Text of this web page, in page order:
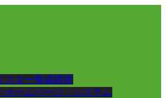
スター養成講座
ホームページ・システム